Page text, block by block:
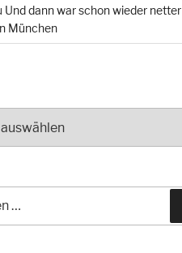
Und dann war schon wieder netter
München